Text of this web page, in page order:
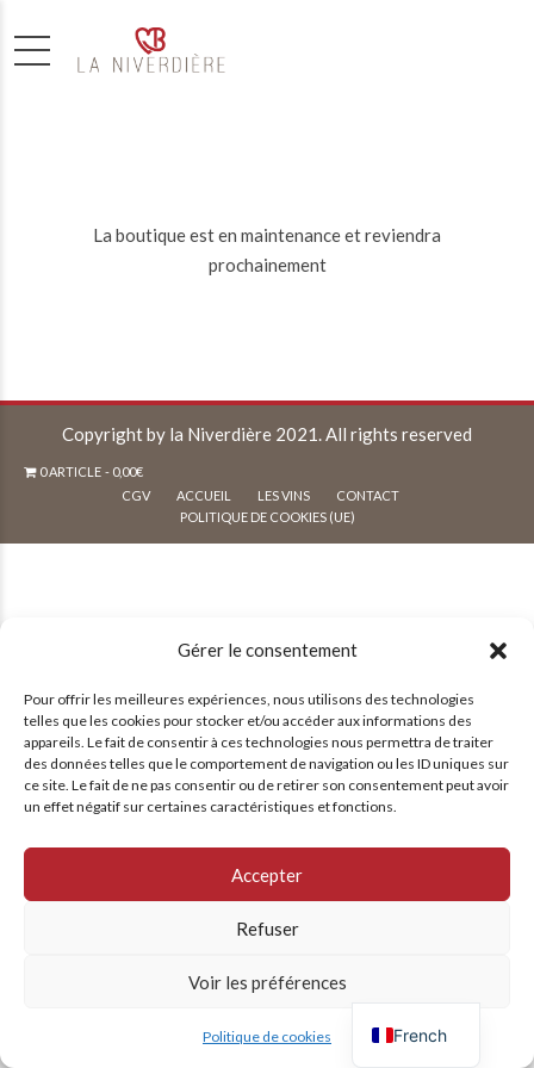
Gérer le consentement
Pour offrir les meilleures expériences, nous utilisons des technologies
telles que les cookies pour stocker et/ou accéder aux informations des
appareils. Le fait de consentir à ces technologies nous permettra de traiter
des données telles que le comportement de navigation ou les ID uniques sur
ce site. Le fait de ne pas consentir ou de retirer son consentement peut avoir
un effet négatif sur certaines caractéristiques et fonctions.
Accepter
Refuser
Voir les préférences
Politique de cookies
La boutique est en maintenance et reviendra
prochainement
Copyright by la Niverdière 2021. All rights reserved
0 ARTICLE
0,00€
CGV
ACCUEIL LES VINS
CONTACT
POLITIQUE DE COOKIES (UE)
French